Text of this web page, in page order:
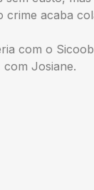
acaba
com o
Josiane.